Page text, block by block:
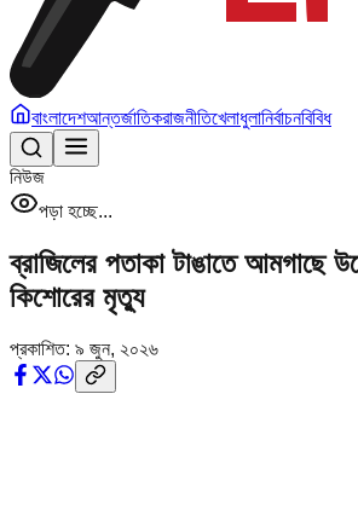
বাংলাদেশআন্তর্জাতিকরাজনীতিখেলাধুলানির্বাচনবিবিধ
নিউজ
পড়া হচ্ছে...
ব্রাজিলের পতাকা টাঙাতে আমগাছে
কিশোরের মৃত্যু
প্রকাশিত: ৯ জুন, ২০২৬